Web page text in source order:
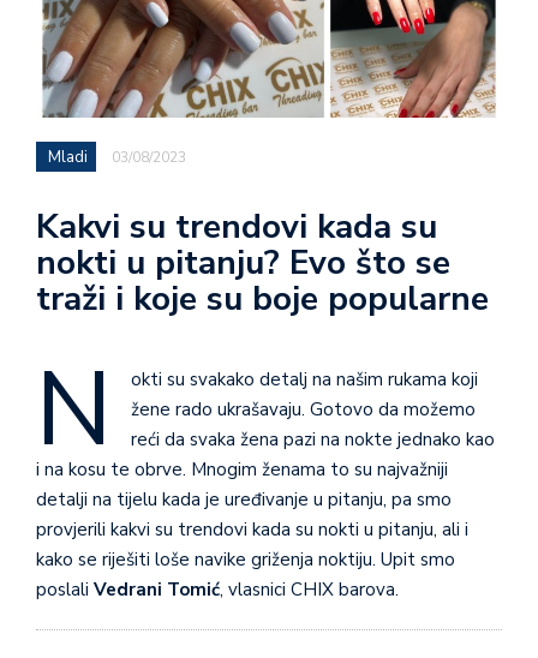
Mladi 03/08/2023
Kakvi su trendovi kada su
nokti u pitanju? Evo što se
traži i koje su boje popularne
N
okti su svakako detalj na našim rukama koji
žene rado ukrašavaju. Gotovo da možemo
reći da svaka žena pazi na nokte jednako kao
i na kosu te obrve. Mnogim ženama to su najvažniji
detalji na tijelu kada je uređivanje u pitanju, pa smo
provjerili kakvi su trendovi kada su nokti u pitanju, ali i
kako se riješiti loše navike griženja noktiju. Upit smo
poslali Vedrani Tomić, vlasnici CHIX barova.